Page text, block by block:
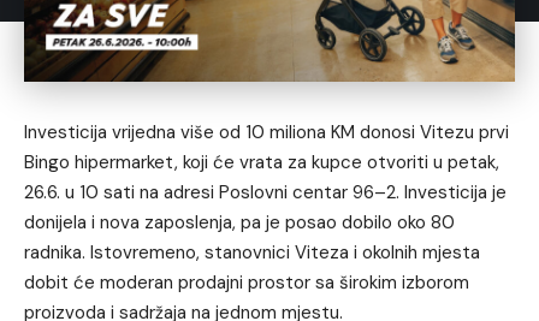
Investicija vrijedna više od 10 miliona KM donosi Vitezu prvi
Bingo hipermarket, koji će vrata za kupce otvoriti u petak,
26.6. u 10 sati na adresi Poslovni centar 96–2. Investicija je
donijela i nova zaposlenja, pa je posao dobilo oko 80
radnika. Istovremeno, stanovnici Viteza i okolnih mjesta
dobit će moderan prodajni prostor sa širokim izborom
proizvoda i sadržaja na jednom mjestu.